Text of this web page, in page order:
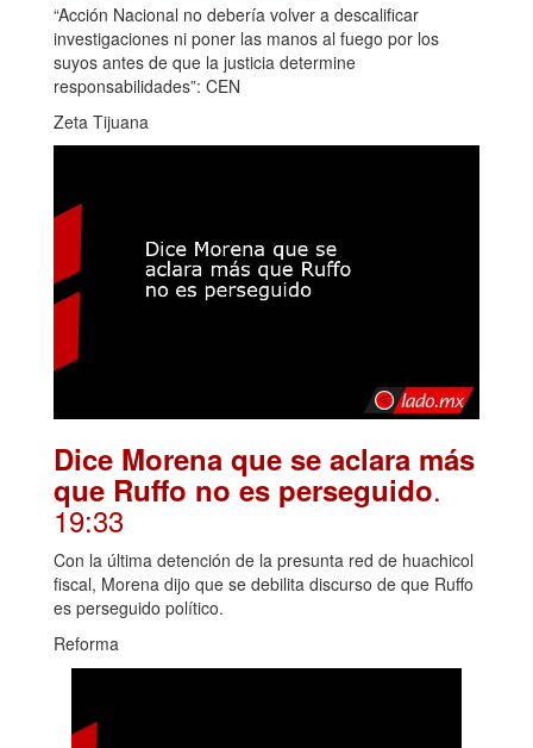
“Acción Nacional no debería volver a descalificar
investigaciones ni poner las manos al fuego por los
suyos antes de que la justicia determine
responsabilidades”: CEN
Zeta Tijuana
Dice Morena que se aclara más
que Ruffo no es perseguido.
19:33
Con la última detención de la presunta red de huachicol
fiscal, Morena dijo que se debilita discurso de que Ruffo
es perseguido político.
Reforma